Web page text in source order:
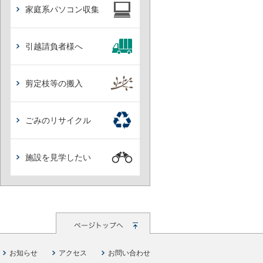
家庭系パソコン収集
引越請負者様へ
剪定枝等の搬入
ごみのリサイクル
施設を見学したい
お知らせ アクセス お問い合わせ